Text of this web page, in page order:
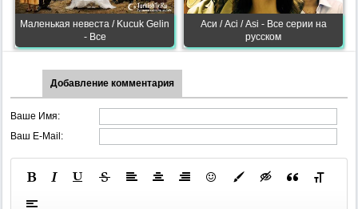
Маленькая невеста / Kucuk Gelin
- Все
Аси / Асі / Asi - Все серии на
русском
Добавление комментария
Ваше Имя:
Ваш E-Mail: